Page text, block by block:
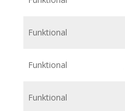
Funktional
Funktional
Funktional